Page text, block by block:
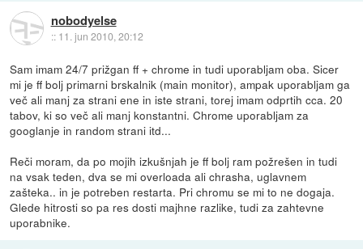
nobodyelse
:: 11. jun 2010, 20:12
Sam imam 24/7 prižgan ff + chrome in tudi uporabljam oba. Sicer
mi je ff bolj primarni brskalnik (main monitor), ampak uporabljam ga
več ali manj za strani ene in iste strani, torej imam odprtih cca. 20
tabov, ki so več ali manj konstantni. Chrome uporabljam za
googlanje in random strani itd...
Reči moram, da po mojih izkušnjah je ff bolj ram požrešen in tudi
na vsak teden, dva se mi overloada ali chrasha, uglavnem
zašteka.. in je potreben restarta. Pri chromu se mi to ne dogaja.
Glede hitrosti so pa res dosti majhne razlike, tudi za zahtevne
uporabnike.